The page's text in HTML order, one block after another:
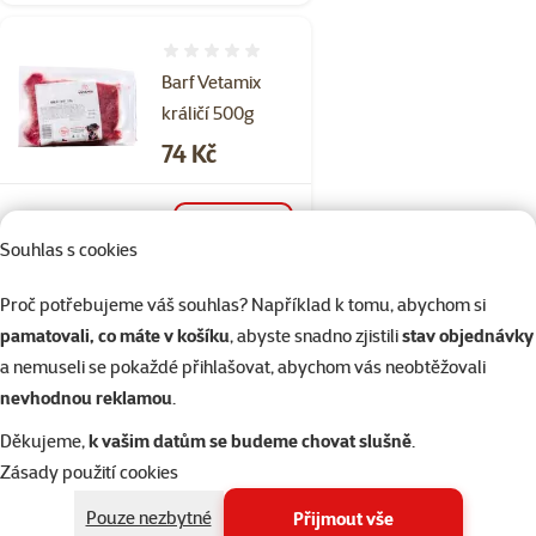
Souhlas s cookies
Proč potřebujeme váš souhlas? Například k tomu, abychom si
pamatovali, co máte v košíku, abyste snadno zjistilistav objednávky
a nemuseli se pokaždé přihlašovat, abychom vás neobtěžovali
nevhodnou reklamou.
Děkujeme,k vašim datům se budeme chovat slušně.
Zásady použití cookies
Pouze nezbytné
Přijmout vše
Barf Vetamix
králičí 500g
Cena
74 Kč
Barf Vetamix
zvěřinový 500g
Hodnocení 0%
do košíku